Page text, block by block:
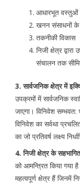
आधारभूत वस्तुओं
खनन संसाधनों के
तकनीकी विकास
निजी क्षेत्र
संचालन तक
3. सार्वजनिक क्षेत्र में
उपक्रमों में सार्वजनिक
जाएगा। विनिवेश सम्भवत:
विनिवेश का सर्वथा
का जो प्रतिवर्ष लक्ष्य
4. निजी क्षेत्र के
को आमन्त्रित किया गया
महत्वपूर्ण क्षेत्र हैं जिनमें